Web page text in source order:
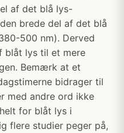
af det blå lys-
brede del af det blå
500 nm). Derved
blåt lys til et mere
Bemærk at et
bidrager til
med andre ord ikke
for blåt lys i
flere studier peger på,